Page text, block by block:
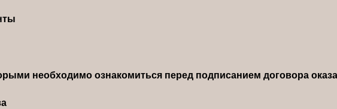
необходимо ознакомиться перед подписанием договора